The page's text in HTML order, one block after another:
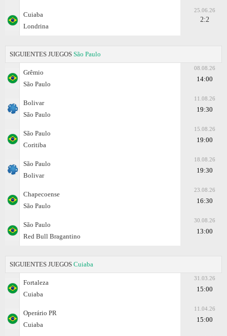
Cuiaba
Londrina
25.06.26
2:2
SIGUIENTES JUEGOS São Paulo
Grêmio
São Paulo
08.08.26
14:00
Bolivar
São Paulo
11.08.26
19:30
São Paulo
Coritiba
15.08.26
19:00
São Paulo
Bolivar
18.08.26
19:30
Chapecoense
São Paulo
23.08.26
16:30
São Paulo
Red Bull Bragantino
30.08.26
13:00
SIGUIENTES JUEGOS Cuiaba
Fortaleza
Cuiaba
31.03.26
15:00
Operário PR
Cuiaba
11.04.26
15:00